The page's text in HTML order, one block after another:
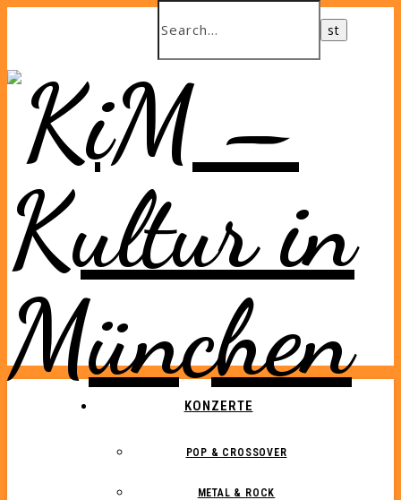
KONZERTE
POP & CROSSOVER
METAL & ROCK